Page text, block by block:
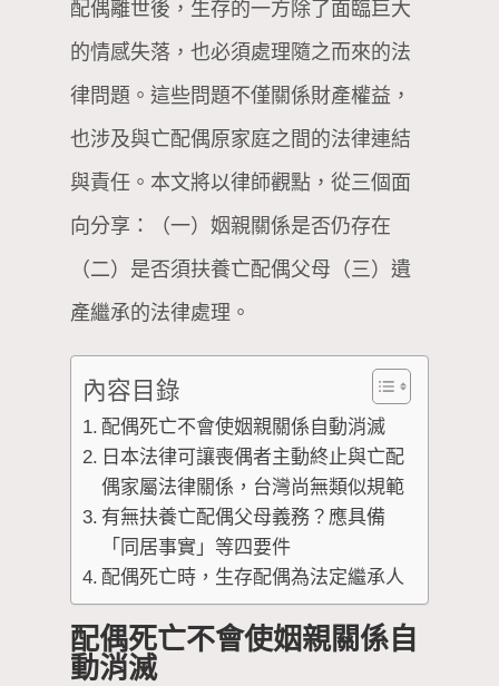
配偶離世後，生存的一方除了面臨巨大
的情感失落，也必須處理隨之而來的法
律問題。這些問題不僅關係財產權益，
也涉及與亡配偶原家庭之間的法律連結
與責任。本文將以律師觀點，從三個面
向分享：（一）姻親關係是否仍存在
（二）是否須扶養亡配偶父母（三）遺
產繼承的法律處理。
內容目錄
配偶死亡不會使姻親關係自動消滅
日本法律可讓喪偶者主動終止與亡配
偶家屬法律關係，台灣尚無類似規範
有無扶養亡配偶父母義務？應具備
「同居事實」等四要件
配偶死亡時，生存配偶為法定繼承人
配偶死亡不會使姻親關係自
動消滅